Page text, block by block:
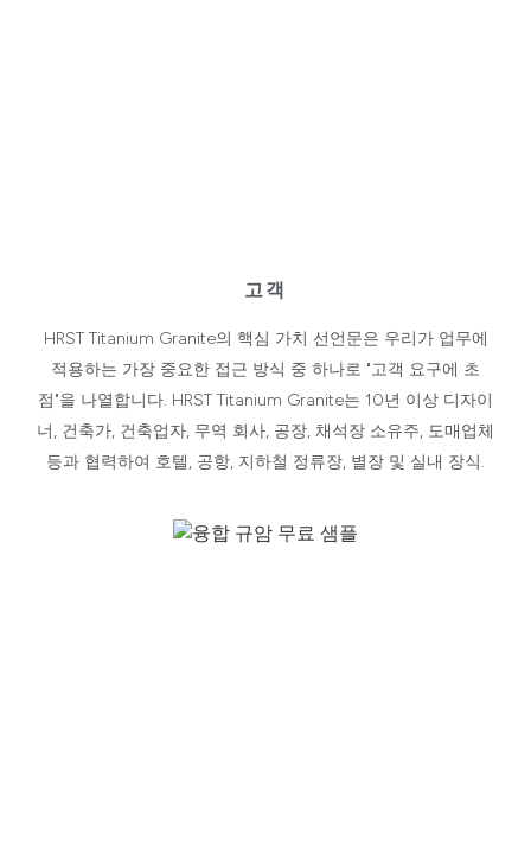
고객
HRST Titanium Granite의 핵심 가치 선언문은 우리가 업무에
적용하는 가장 중요한 접근 방식 중 하나로 "고객 요구에 초
점"을 나열합니다. HRST Titanium Granite는 10년 이상 디자이
너, 건축가, 건축업자, 무역 회사, 공장, 채석장 소유주, 도매업체
등과 협력하여 호텔, 공항, 지하철 정류장, 별장 및 실내 장식.